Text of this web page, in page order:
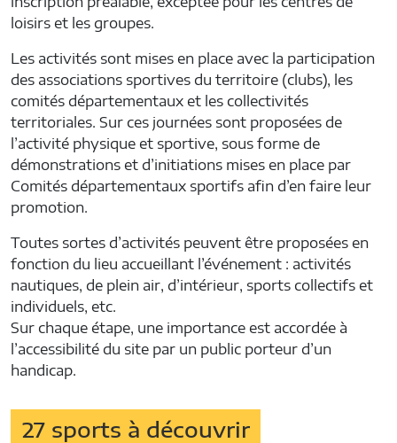
loisirs et les groupes.
Les activités sont mises en place avec la participation
des associations sportives du territoire (clubs), les
comités départementaux et les collectivités
territoriales. Sur ces journées sont proposées de
l’activité physique et sportive, sous forme de
démonstrations et d’initiations mises en place par
Comités départementaux sportifs afin d’en faire leur
promotion.
Toutes sortes d’activités peuvent être proposées en
fonction du lieu accueillant l’événement : activités
nautiques, de plein air, d’intérieur, sports collectifs et
individuels, etc.
Sur chaque étape, une importance est accordée à
l’accessibilité du site par un public porteur d’un
handicap.
27 sports à découvrir